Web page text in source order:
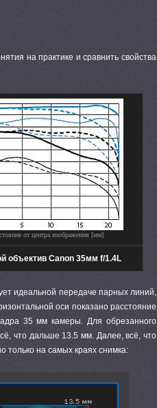
на практике и сравнить свойства
от центра изображения [мм]
объектив Canon 35мм f/1.4L
идеальной передаче парных линий,
оси показано расстояние
35 мм камеры. Для обрезанного
что дальше 13.5 мм. Далее, всё, что
только на самых краях снимка: